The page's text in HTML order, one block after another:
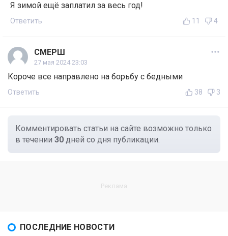
Я зимой ещё заплатил за весь год!
Ответить 11 4
СМЕРШ
27 мая 2024 23:03
Короче все направлено на борьбу с бедными
Ответить 38 3
Комментировать статьи на сайте возможно только
в течении 30 дней со дня публикации.
ПОСЛЕДНИЕ НОВОСТИ